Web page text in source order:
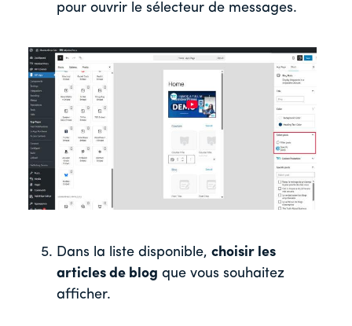
pour ouvrir le sélecteur de messages.
Dans la liste disponible, choisir les
articles de blog que vous souhaitez
afficher.